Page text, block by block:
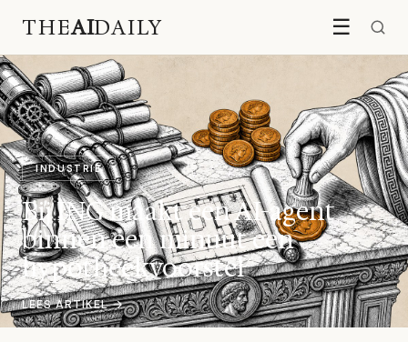
THEAIDAILY ☰
INDUSTRIE
Bij ING maakt een AI-agent
binnen een minuut een
hypotheekvoorstel
LEES ARTIKEL →